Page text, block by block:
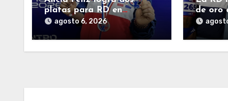
platas para RD en
modalidad pesas de los
Centroamericanos
agosto 6, 2026
de oro
4×100
Juegos
2026